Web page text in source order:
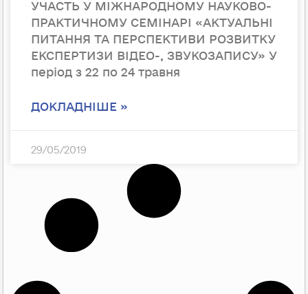
УЧАСТЬ У МІЖНАРОДНОМУ НАУКОВО-
ПРАКТИЧНОМУ СЕМІНАРІ «АКТУАЛЬНІ
ПИТАННЯ ТА ПЕРСПЕКТИВИ РОЗВИТКУ
ЕКСПЕРТИЗИ ВІДЕО-, ЗВУКОЗАПИСУ» У
період з 22 по 24 травня
ДОКЛАДНІШЕ »
29/05/2019